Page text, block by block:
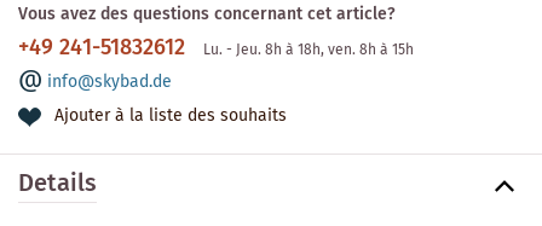
Vous avez des questions concernant cet article?
+49 241-51832612 Lu. - Jeu. 8h à 18h, ven. 8h à 15h
info@skybad.de
Ajouter à la liste des souhaits
Details